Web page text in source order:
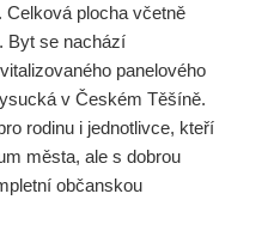
plocha včetně
Byt se nachází
panelového
v Českém Těšíně.
rodinu i jednotlivce, kteří
města, ale s dobrou
občanskou